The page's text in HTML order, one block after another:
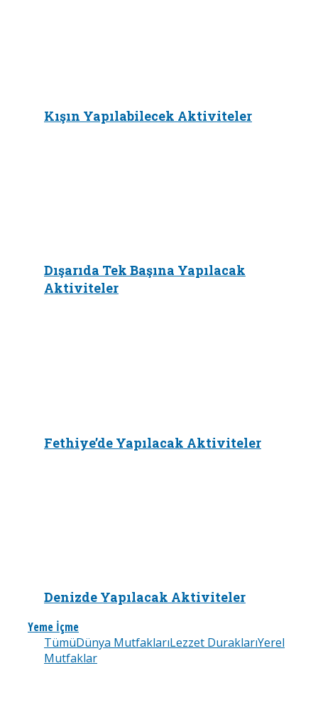
Kışın Yapılabilecek Aktiviteler
Dışarıda Tek Başına Yapılacak
Aktiviteler
Fethiye’de Yapılacak Aktiviteler
Denizde Yapılacak Aktiviteler
Yeme İçme
TümüDünya MutfaklarıLezzet DuraklarıYerel
Mutfaklar